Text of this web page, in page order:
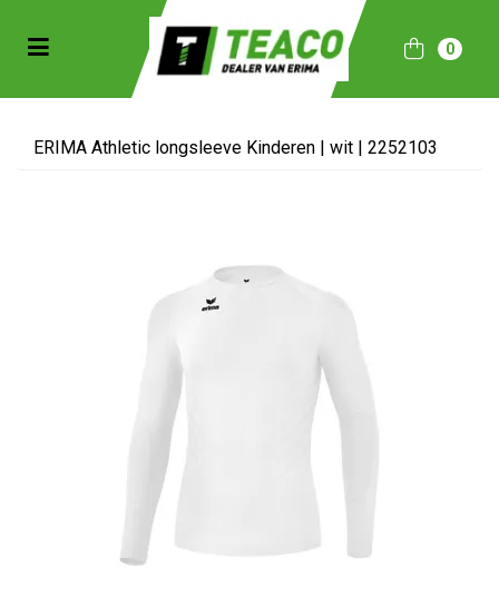
(Sportkleding)
(Collecties)
Toggle navigation 0
ERIMA Athletic longsleeve Kinderen | wit | 2252103